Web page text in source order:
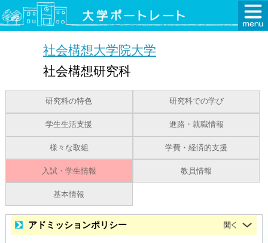
社会構想大学院大学
社会構想研究科
研究科の特色 研究科での学び
学生生活支援 進路・就職情報
様々な取組 学費・経済的支援
入試・学生情報 教員情報
基本情報
アドミッションポリシー